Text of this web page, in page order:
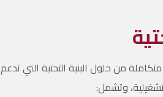
من حلول البنية التحتية التي تدعم
وتشمل: